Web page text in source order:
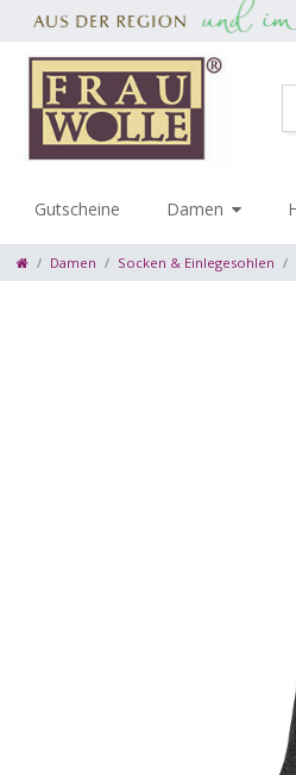
Gutscheine Damen
Damen Socken & Einlegesohlen